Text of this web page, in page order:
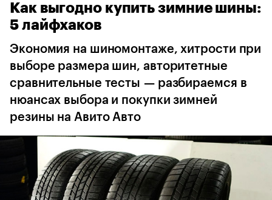
Volga Jaecoo Omoda
Как выгодно купить зимние шины:
5 лайфхаков
Экономия на шиномонтаже, хитрости при
выборе размера шин, авторитетные
сравнительные тесты — разбираемся в
нюансах выбора и покупки зимней
резины на Авито Авто